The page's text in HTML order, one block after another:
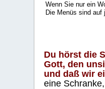
Wenn Sie nur ein
Die Menüs sind auf
Du hörst die
Gott, den
und daß wir
eine